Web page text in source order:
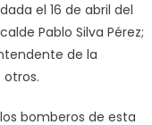
el 16 de abril del
Pablo Silva Pérez;
de la
bomberos de esta